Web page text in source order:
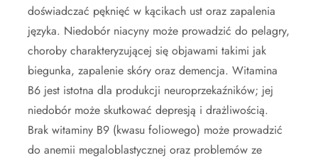
doświadczać pęknięć w kącikach ust oraz zapalenia
języka. Niedobór niacyny może prowadzić do pelagry,
choroby charakteryzującej się objawami takimi jak
biegunka, zapalenie skóry oraz demencja. Witamina
B6 jest istotna dla produkcji neuroprzekaźników; jej
niedobór może skutkować depresją i drażliwością.
Brak witaminy B9 (kwasu foliowego) może prowadzić
do anemii megaloblastycznej oraz problemów ze